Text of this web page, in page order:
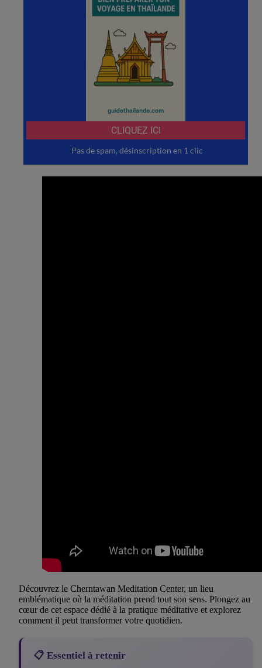
Découvrez le Cherntawan Meditation Center, un lieu
emblématique où la méditation prend tout son sens. Plongez au
cœur de cet espace dédié à la pratique méditative et explorez
comment il peut transformer votre quotidien.
📋 Essentiel à retenir